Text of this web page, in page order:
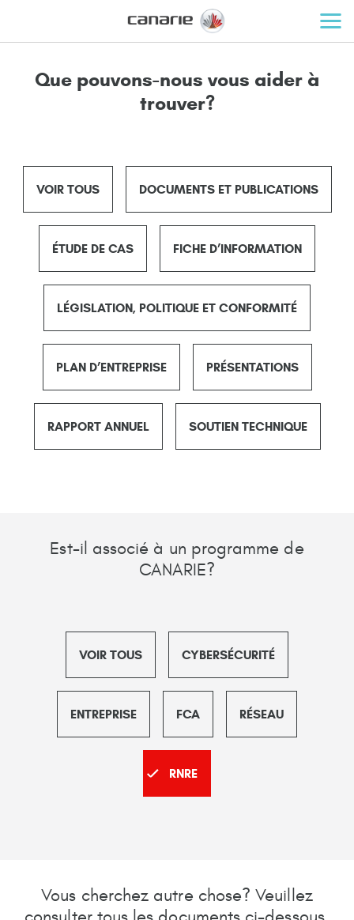
Que pouvons-nous vous aider à
trouver?
VOIR TOUS DOCUMENTS ET PUBLICATIONS
ÉTUDE DE CAS FICHE D’INFORMATION
LÉGISLATION, POLITIQUE ET CONFORMITÉ
PLAN D’ENTREPRISE PRÉSENTATIONS
RAPPORT ANNUEL SOUTIEN TECHNIQUE
Est-il associé à un programme de
CANARIE?
VOIR TOUS CYBERSÉCURITÉ
ENTREPRISE FCA RÉSEAU
RNRE
Vous cherchez autre chose? Veuillez